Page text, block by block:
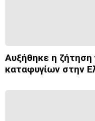
Αυξήθηκε η ζήτηση
καταφυγίων στην